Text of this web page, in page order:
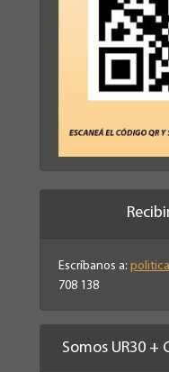
Escríbanos a:
708 138
Somos UR30